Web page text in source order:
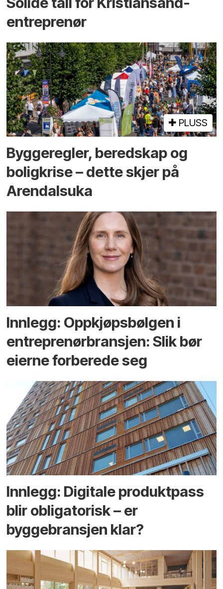
entreprenør
PLUSS
Bygge­regler, beredskap og
bolig­krise – dette skjer på
Arendals­uka
Innlegg: Oppkjøps­bølgen i
entreprenør­bransjen: Slik bør
eierne forberede seg
Innlegg: Digitale produktpass
blir obligatorisk – er
byggebransjen klar?